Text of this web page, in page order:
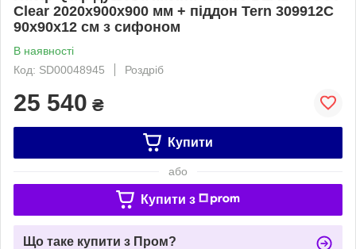
Clear 2020x900x900 мм + піддон Tern 309912C
90x90x12 см з сифоном
В наявності
Код: SD00048945
Роздріб
25 540 ₴
Купити
або
Купити з
Що таке купити з Пром?